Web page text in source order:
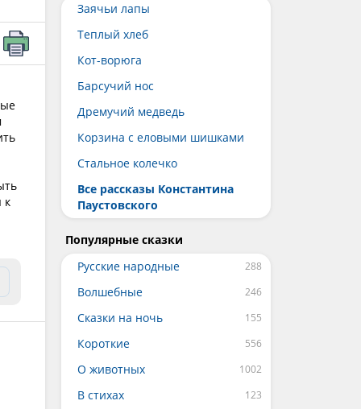
к
Заячьи лапы
Теплый хлеб
Кот-ворюга
Барсучий нос
Дремучий медведь
Корзина с еловыми шишками
Стальное колечко
Все рассказы Константина
Паустовского
Популярные сказки
Русские народные
Волшебные
Сказки на ночь
Короткие
О животных
В стихах